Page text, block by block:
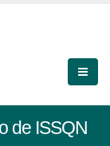
de ISSQN